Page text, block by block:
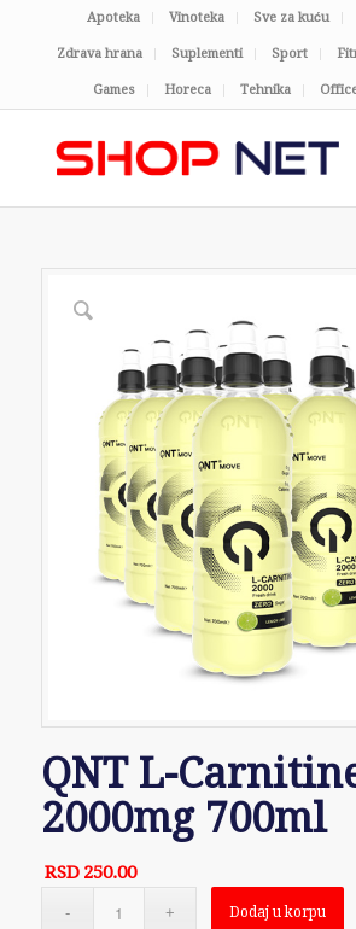
Apoteka Vinoteka Sve za kuću
Zdrava hrana Suplementi Sport
Games Horeca Tehnika
QNT L-
2000mg 700ml
RSD 250.00
Dodaj u korpu